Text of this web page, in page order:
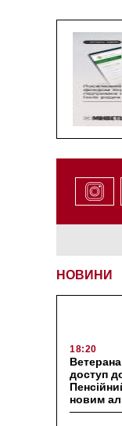
НОВИНИ
18:20
доступ
новим